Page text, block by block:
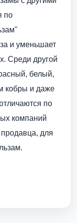
по
и уменьшает
Среди другой
белый,
кобры и даже
по
компаний
для